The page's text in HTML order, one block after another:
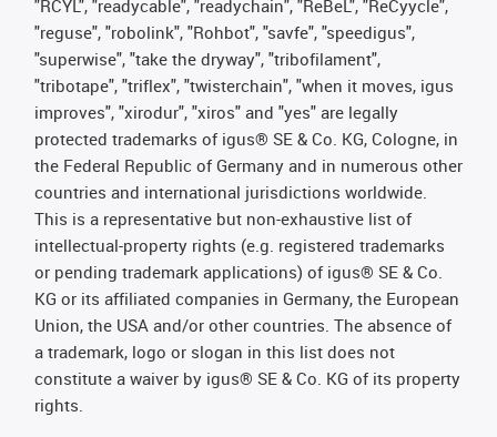
"RCYL", "readycable", "readychain", "ReBeL", "ReCyycle",
"reguse", "robolink", "Rohbot", "savfe", "speedigus",
"superwise", "take the dryway", "tribofilament",
"tribotape", "triflex", "twisterchain", "when it moves, igus
improves", "xirodur", "xiros" and "yes" are legally
protected trademarks of igus® SE & Co. KG, Cologne, in
the Federal Republic of Germany and in numerous other
countries and international jurisdictions worldwide.
This is a representative but non-exhaustive list of
intellectual-property rights (e.g. registered trademarks
or pending trademark applications) of igus® SE & Co.
KG or its affiliated companies in Germany, the European
Union, the USA and/or other countries. The absence of
a trademark, logo or slogan in this list does not
constitute a waiver by igus® SE & Co. KG of its property
rights.